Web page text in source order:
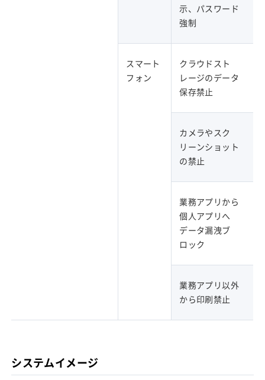
示、パスワード
強制
スマート
フォン
クラウドスト
レージのデータ
保存禁止
カメラやスク
リーンショット
の禁止
業務アプリから
個人アプリへ
データ漏洩ブ
ロック
業務アプリ以外
から印刷禁止
システムイメージ